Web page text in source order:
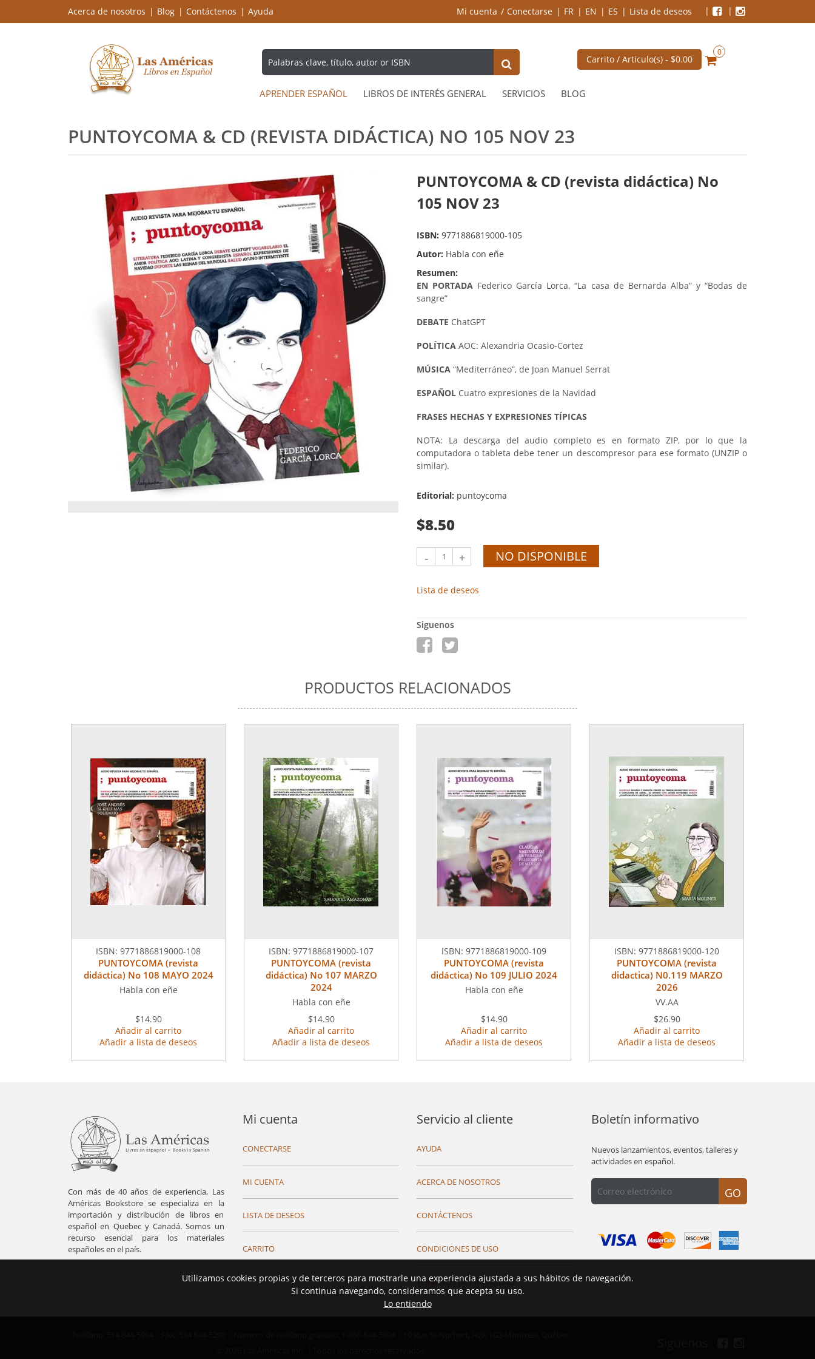
Acerca de nosotros Blog Contáctenos Ayuda Mi cuenta Conectarse FR EN ES Lista de deseos
Carrito / Articulo(s) - $0.00
0
APRENDER ESPAÑOL LIBROS DE INTERÉS GENERAL SERVICIOS BLOG
PUNTOYCOMA & CD (REVISTA DIDÁCTICA) NO 105 NOV 23
PUNTOYCOMA & CD (revista didáctica) No
105 NOV 23
ISBN: 9771886819000-105
Autor: Habla con eñe
Resumen:
EN PORTADA Federico García Lorca, “La casa de Bernarda Alba” y “Bodas de
sangre”
DEBATE ChatGPT
POLÍTICA AOC: Alexandria Ocasio-Cortez
MÚSICA “Mediterráneo”, de Joan Manuel Serrat
ESPAÑOL Cuatro expresiones de la Navidad
FRASES HECHAS Y EXPRESIONES TÍPICAS
NOTA: La descarga del audio completo es en formato ZIP, por lo que la
computadora o tableta debe tener un descompresor para ese formato (UNZIP o
similar).
Editorial: puntoycoma
$8.50
- + NO DISPONIBLE
Lista de deseos
Siguenos
PRODUCTOS RELACIONADOS
ISBN: 9771886819000-108
PUNTOYCOMA (revista
didáctica) No 108 MAYO 2024
Habla con eñe
$14.90
Añadir al carrito
Añadir a lista de deseos
ISBN: 9771886819000-107
PUNTOYCOMA (revista
didáctica) No 107 MARZO
2024
Habla con eñe
$14.90
Añadir al carrito
Añadir a lista de deseos
ISBN: 9771886819000-109
PUNTOYCOMA (revista
didáctica) No 109 JULIO 2024
Habla con eñe
$14.90
Añadir al carrito
Añadir a lista de deseos
ISBN: 9771886819000-120
PUNTOYCOMA (revista
didactica) N0.119 MARZO
2026
VV.AA
$26.90
Añadir al carrito
Añadir a lista de deseos
Con más de 40 años de experiencia, Las
Américas Bookstore se especializa en la
importación y distribución de libros en
español en Quebec y Canadá. Somos un
recurso esencial para los materiales
españoles en el país.
Mi cuenta
CONECTARSE
MI CUENTA
LISTA DE DESEOS
CARRITO
Servicio al cliente
AYUDA
ACERCA DE NOSOTROS
CONTÁCTENOS
CONDICIONES DE USO
TÉRMINOS DE PRIVACIDAD
Boletín informativo
Nuevos lanzamientos, eventos, talleres y
actividades en español.
GO
Utilizamos cookies propias y de terceros para mostrarle una experiencia ajustada a sus hábitos de navegación.
Si continua navegando, consideramos que acepta su uso.
Lo entiendo